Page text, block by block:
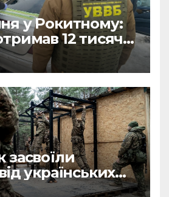
у Рокитному:
12 тисяч
засвоїли
українських